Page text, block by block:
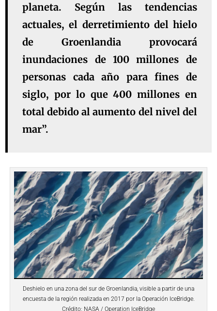
planeta. Según las tendencias
actuales, el derretimiento del hielo
de Groenlandia provocará
inundaciones de 100 millones de
personas cada año para fines de
siglo, por lo que 400 millones en
total debido al aumento del nivel del
mar”.
Deshielo en una zona del sur de Groenlandia, visible a partir de una
encuesta de la región realizada en 2017 por la Operación IceBridge.
Crédito: NASA / Operation IceBridge